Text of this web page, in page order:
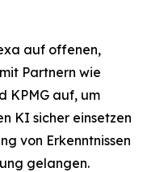
auf offenen,
Partnern wie
KPMG auf, um
KI sicher einsetzen
von Erkenntnissen
gelangen.